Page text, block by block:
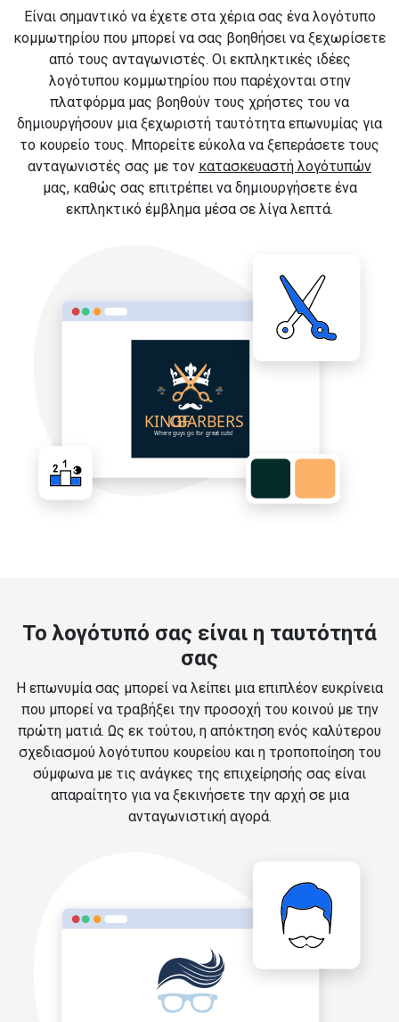
Είναι σημαντικό να έχετε στα χέρια σας ένα λογότυπο
κομμωτηρίου που μπορεί να σας βοηθήσει να ξεχωρίσετε
από τους ανταγωνιστές. Οι εκπληκτικές ιδέες
λογότυπου κομμωτηρίου που παρέχονται στην
πλατφόρμα μας βοηθούν τους χρήστες του να
δημιουργήσουν μια ξεχωριστή ταυτότητα επωνυμίας για
το κουρείο τους. Μπορείτε εύκολα να ξεπεράσετε τους
ανταγωνιστές σας με τον κατασκευαστή λογότυπών
μας, καθώς σας επιτρέπει να δημιουργήσετε ένα
εκπληκτικό έμβλημα μέσα σε λίγα λεπτά.
Το λογότυπό σας είναι η ταυτότητά
σας
Η επωνυμία σας μπορεί να λείπει μια επιπλέον ευκρίνεια
που μπορεί να τραβήξει την προσοχή του κοινού με την
πρώτη ματιά. Ως εκ τούτου, η απόκτηση ενός καλύτερου
σχεδιασμού λογότυπου κουρείου και η τροποποίηση του
σύμφωνα με τις ανάγκες της επιχείρησής σας είναι
απαραίτητο για να ξεκινήσετε την αρχή σε μια
ανταγωνιστική αγορά.